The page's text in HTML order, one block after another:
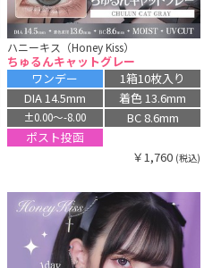
ハニーキス（Honey Kiss）
ちゅるんキャットグレー
ワンデー
1箱10枚入り
DIA 14.5mm
着色 13.6mm
±0.00〜-8.00
BC 8.6mm
ポスト投函
￥1,760 (税込)